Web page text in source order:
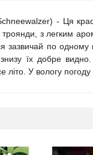
- Ця
троянди, з легким
зазвичай по одному
їх добре
літо. У вологу